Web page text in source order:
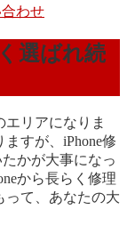
選ばれ続
リアになりま
すが、iPhone修
かが大事になっ
から長らく修理
って、あなたの大